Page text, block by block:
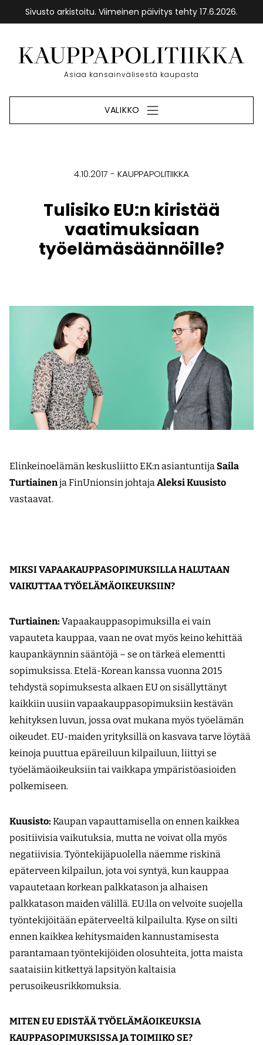
Sivusto arkistoitu. Viimeinen päivitys tehty 17.6.2026.
sisältöön
Etusivu
Asiaa kansainvälisestä kaupasta
VALIKKO
4.10.2017 KAUPPAPOLITIIKKA
Tulisiko EU:n kiristää
vaatimuksiaan
työelämäsäännöille?
Elinkeinoelämän keskusliitto EK:n asiantuntija Saila
Turtiainenja FinUnionsin johtajaAleksi Kuusisto
vastaavat.
MIKSI VAPAAKAUPPASOPIMUKSILLA HALUTAAN
VAIKUTTAA TYÖELÄMÄOIKEUKSIIN?
Turtiainen: Vapaakauppasopimuksilla ei vain
vapauteta kauppaa, vaan ne ovat myös keino kehittää
kaupankäynnin sääntöjä – se on tärkeä elementti
sopimuksissa. Etelä-Korean kanssa vuonna 2015
tehdystä sopimuksesta alkaen EU on sisällyttänyt
kaikkiin uusiin vapaakauppasopimuksiin kestävän
kehityksen luvun, jossa ovat mukana myös työelämän
oikeudet. EU-maiden yrityksillä on kasvava tarve löytää
keinoja puuttua epäreiluun kilpailuun, liittyi se
työelämäoikeuksiin tai vaikkapa ympäristöasioiden
polkemiseen.
Kuusisto: Kaupan vapauttamisella on ennen kaikkea
positiivisia vaikutuksia, mutta ne voivat olla myös
negatiivisia. Työntekijäpuolella näemme riskinä
epäterveen kilpailun, jota voi syntyä, kun kauppaa
vapautetaan korkean palkkatason ja alhaisen
palkkatason maiden välillä. EU:lla on velvoite suojella
työntekijöitään epäterveeltä kilpailulta. Kyse on silti
ennen kaikkea kehitysmaiden kannustamisesta
parantamaan työntekijöiden olosuhteita, jotta maista
saataisiin kitkettyä lapsityön kaltaisia
perusoikeusrikkomuksia.
MITEN EU EDISTÄÄ TYÖELÄMÄOIKEUKSIA
KAUPPASOPIMUKSISSA JA TOIMIIKO SE?